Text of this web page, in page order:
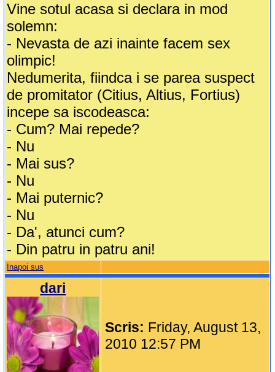
Vine sotul acasa si declara in mod
solemn:
- Nevasta de azi inainte facem sex
olimpic!
Nedumerita, fiindca i se parea suspect
de promitator (Citius, Altius, Fortius)
incepe sa iscodeasca:
- Cum? Mai repede?
- Nu
- Mai sus?
- Nu
- Mai puternic?
- Nu
- Da', atunci cum?
- Din patru in patru ani!
Inapoi sus
dari
Scris: Friday, August 13,
2010 12:57 PM